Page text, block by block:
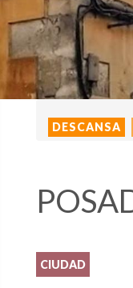
DESCANSA
CIUDAD